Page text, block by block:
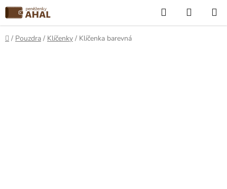
Přejít
na
obsah
Hledat
KOŠÍK
Domů
/ Pouzdra / Klíčenky / Klíčenka barevná